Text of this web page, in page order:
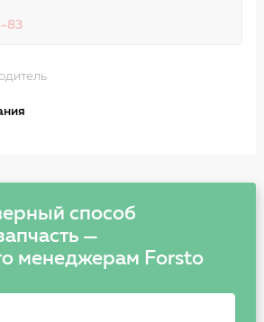
83
способ
—
менеджерам Forsto